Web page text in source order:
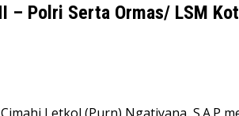
– Polri Serta Ormas/ LSM